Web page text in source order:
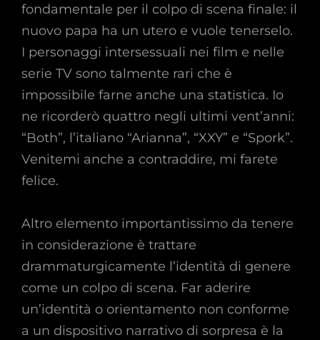
fondamentale per il colpo di scena finale: il
nuovo papa ha un utero e vuole tenerselo.
I personaggi intersessuali nei film e nelle
serie TV sono talmente rari che è
impossibile farne anche una statistica. Io
ne ricorderò quattro negli ultimi vent’anni:
“Both”, l’italiano “Arianna”, “XXY” e “Spork”.
Venitemi anche a contraddire, mi farete
felice.
Altro elemento importantissimo da tenere
in considerazione è trattare
drammaturgicamente l’identità di genere
come un colpo di scena. Far aderire
un’identità o orientamento non conforme
a un dispositivo narrativo di sorpresa è la